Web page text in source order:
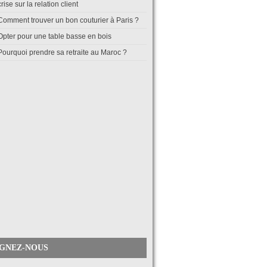
sur la relation client
trouver un bon couturier à Paris ?
pour une table basse en bois
prendre sa retraite au Maroc ?
NOUS